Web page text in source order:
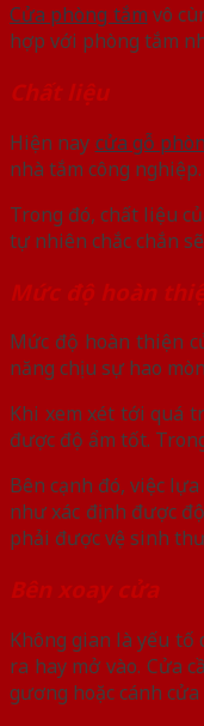
Cửa phòng tắm vô
hợp với phòng tắm
Chất liệu
Hiện nay cửa gỗ
nhà tắm công
Trong đó, chất liệu
tự nhiên chắc chắn
Mức độ hoàn
Mức độ hoàn thiện
năng chịu sự hao
Khi xem xét tới quá
được độ ẩm tốt.
Bên cạnh đó, việc
như xác định được
phải được vệ sinh
Bên xoay cửa
Không gian là yếu tố
ra hay mở vào. Cửa
gương hoặc cánh cửa